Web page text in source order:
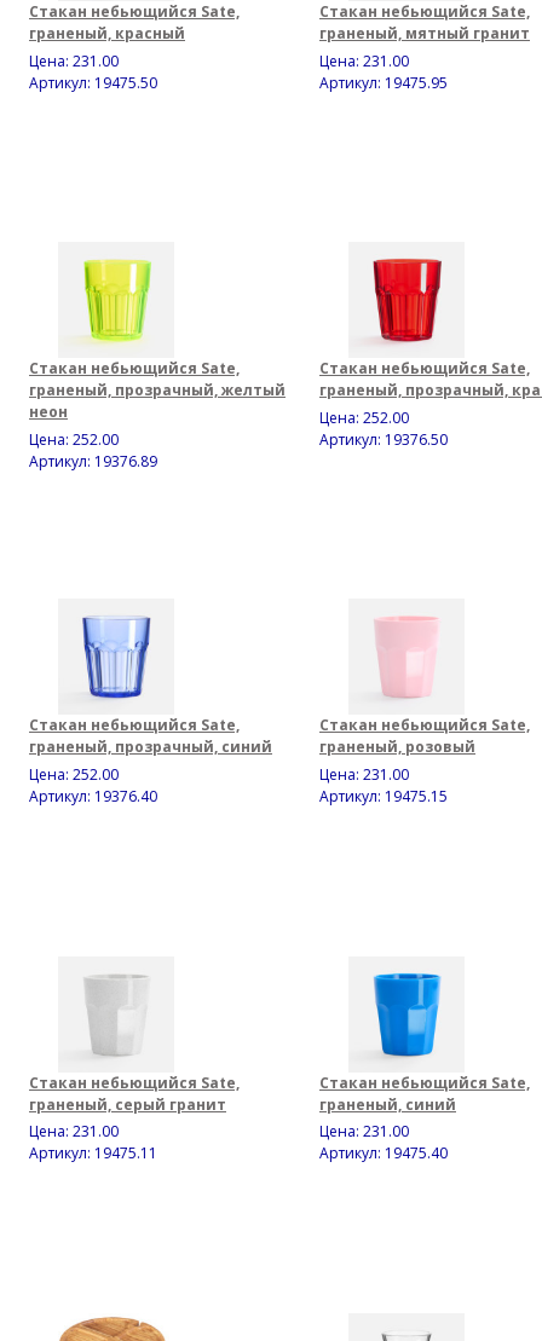
Стакан небьющийся Sate,
граненый, красный
Цена: 231.00
Артикул: 19475.50
Стакан небьющийся Sate,
граненый, мятный гранит
Цена: 231.00
Артикул: 19475.95
Стакан небьющийся Sate,
граненый, прозрачный, желтый
неон
Цена: 252.00
Артикул: 19376.89
Стакан небьющийся Sate,
граненый, прозрачный,
Цена: 252.00
Артикул: 19376.50
Стакан небьющийся Sate,
граненый, прозрачный, синий
Цена: 252.00
Артикул: 19376.40
Стакан небьющийся Sate,
граненый, розовый
Цена: 231.00
Артикул: 19475.15
Стакан небьющийся Sate,
граненый, серый гранит
Цена: 231.00
Артикул: 19475.11
Стакан небьющийся Sate,
граненый, синий
Цена: 231.00
Артикул: 19475.40